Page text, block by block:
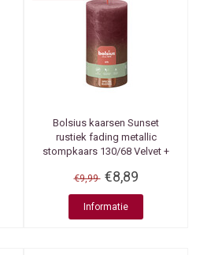
Bolsius kaarsen Sunset
rustiek fading metallic
stompkaars 130/68 Velvet +
€9,99 €8,89
Informatie